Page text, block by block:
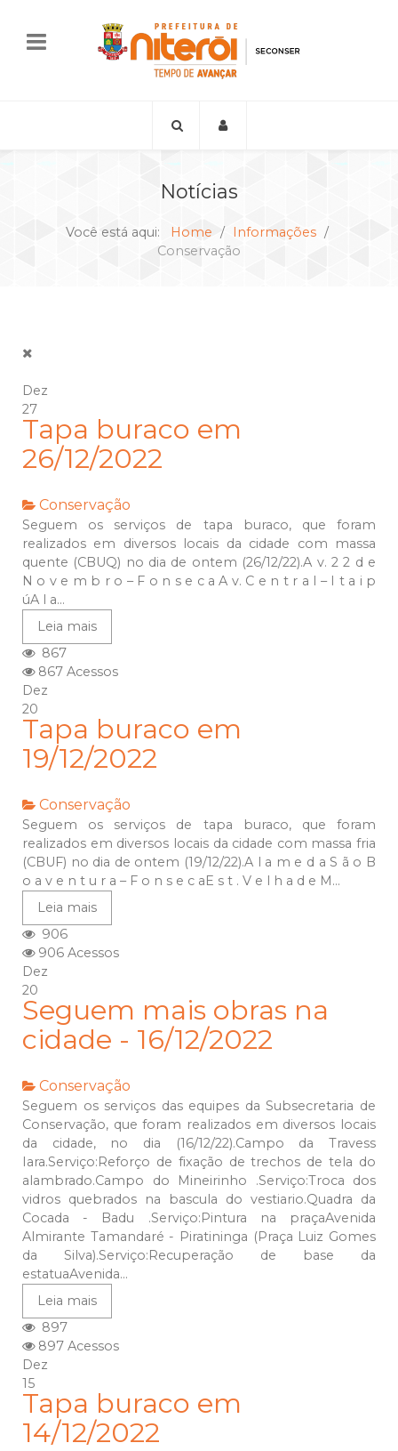
Notícias
Você está aqui: Home
Informações
Conservação
Dez
27
Tapa buraco em
26/12/2022
Conservação
Seguem os serviços de tapa buraco, que foram
realizados em diversos locais da cidade com massa
quente (CBUQ) no dia de ontem (26/12/22).A v. 2 2 d e
N o v e m b r o – F o n s e c a A v. C e n t r a l – I t a i p
úA l a...
Leia mais
867
867 Acessos
Dez
20
Tapa buraco em
19/12/2022
Conservação
Seguem os serviços de tapa buraco, que foram
realizados em diversos locais da cidade com massa fria
(CBUF) no dia de ontem (19/12/22).A l a m e d a S ã o B
o a v e n t u r a – F o n s e c aE s t . V e l h a d e M...
Leia mais
906
906 Acessos
Dez
20
Seguem mais obras na
cidade - 16/12/2022
Conservação
Seguem os serviços das equipes da Subsecretaria de
Conservação, que foram realizados em diversos locais
da cidade, no dia (16/12/22).Campo da Travess
Iara.Serviço:Reforço de fixação de trechos de tela do
alambrado.Campo do Mineirinho .Serviço:Troca dos
vidros quebrados na bascula do vestiario.Quadra da
Cocada - Badu .Serviço:Pintura na praçaAvenida
Almirante Tamandaré - Piratininga (Praça Luiz Gomes
da Silva).Serviço:Recuperação de base da
estatuaAvenida...
Leia mais
897
897 Acessos
Dez
15
Tapa buraco em
14/12/2022